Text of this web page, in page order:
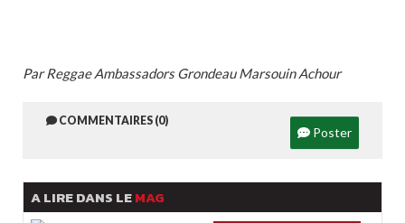
Par Reggae Ambassadors Grondeau Marsouin Achour
COMMENTAIRES (0)
Poster
A LIRE DANS LEMAG